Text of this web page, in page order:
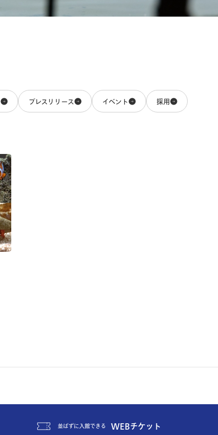
プレスリリース イベント 採用
並ばずに入館できる WEBチケット